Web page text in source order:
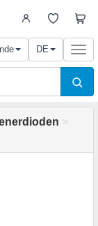
DE
>